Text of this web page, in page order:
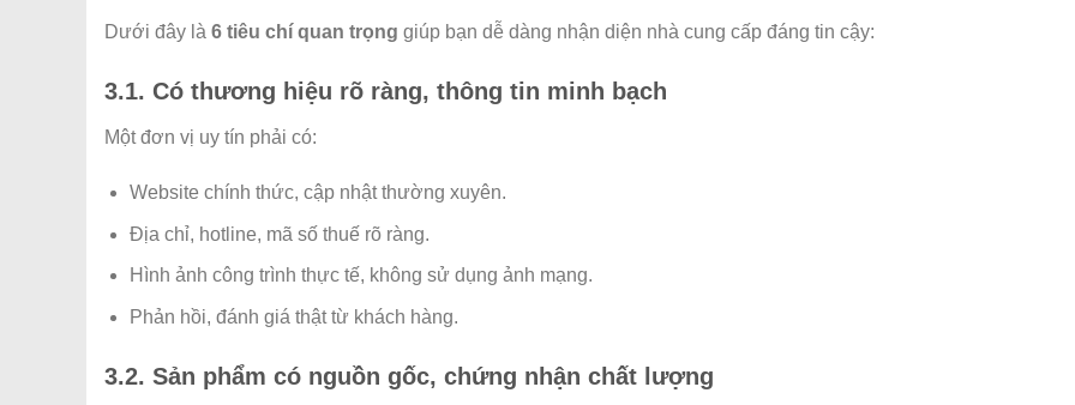
Dưới đây là 6 tiêu chí quan trọng giúp bạn dễ dàng nhận diện nhà cung cấp đáng tin cậy:
3.1. Có thương hiệu rõ ràng, thông tin minh bạch
Một đơn vị uy tín phải có:
Website chính thức, cập nhật thường xuyên.
Địa chỉ, hotline, mã số thuế rõ ràng.
Hình ảnh công trình thực tế, không sử dụng ảnh mạng.
Phản hồi, đánh giá thật từ khách hàng.
3.2. Sản phẩm có nguồn gốc, chứng nhận chất lượng